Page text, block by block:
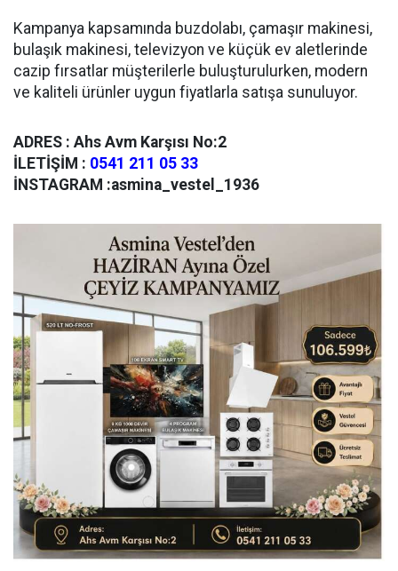
Kampanya kapsamında buzdolabı, çamaşır makinesi,
bulaşık makinesi, televizyon ve küçük ev aletlerinde
cazip fırsatlar müşterilerle buluşturulurken, modern
ve kaliteli ürünler uygun fiyatlarla satışa sunuluyor.
ADRES : Ahs Avm Karşısı No:2
İLETİŞİM : 0541 211 05 33
İNSTAGRAM :asmina_vestel_1936